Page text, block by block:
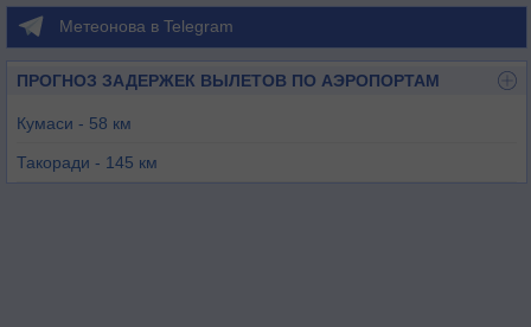
Метеонова в Telegram
ПРОГНОЗ ЗАДЕРЖЕК ВЫЛЕТОВ ПО АЭРОПОРТАМ
Кумаси - 58 км
Такоради - 145 км